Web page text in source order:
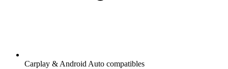
Carplay & Android Auto compatibles